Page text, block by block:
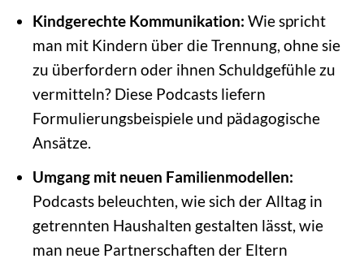
Kindgerechte Kommunikation: Wie spricht
man mit Kindern über die Trennung, ohne sie
zu überfordern oder ihnen Schuldgefühle zu
vermitteln? Diese Podcasts liefern
Formulierungsbeispiele und pädagogische
Ansätze.
Umgang mit neuen Familienmodellen:
Podcasts beleuchten, wie sich der Alltag in
getrennten Haushalten gestalten lässt, wie
man neue Partnerschaften der Eltern